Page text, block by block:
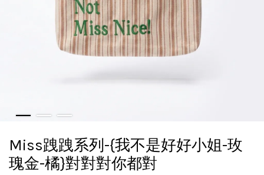
Miss跩跩系列-{我不是好好小姐-玫
瑰金-橘}對對對你都對